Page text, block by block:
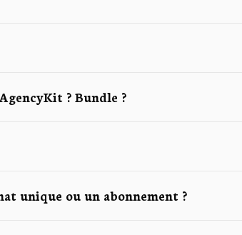
? Bundle ?
unique ou un abonnement ?